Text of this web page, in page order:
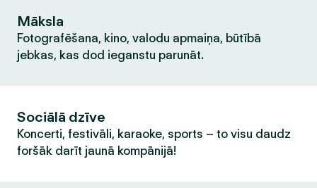
Māksla
Fotografēšana, kino, valodu apmaiņa, būtībā
jebkas, kas dod ieganstu parunāt.
Sociālā dzīve
Koncerti, festivāli, karaoke, sports – to visu daudz
foršāk darīt jaunā kompānijā!